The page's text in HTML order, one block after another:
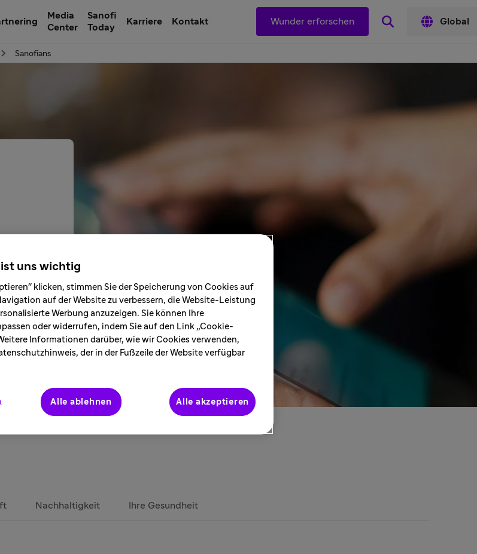
Media
Center
Sanofi
Today
Karriere Kontakt Wunder erforschen Global
Sanofians
rund
Nachhaltigkeit Ihre Gesundheit
ist uns wichtig
klicken, stimmen Sie der Speicherung von Cookies auf
auf der Website zu verbessern, die Website-Leistung
Werbung anzuzeigen. Sie können Ihre
oder widerrufen, indem Sie auf den Link „Cookie-
Informationen darüber, wie wir Cookies verwenden,
der in der Fußzeile der Website verfügbar
Alle akzeptieren
Alle ablehnen